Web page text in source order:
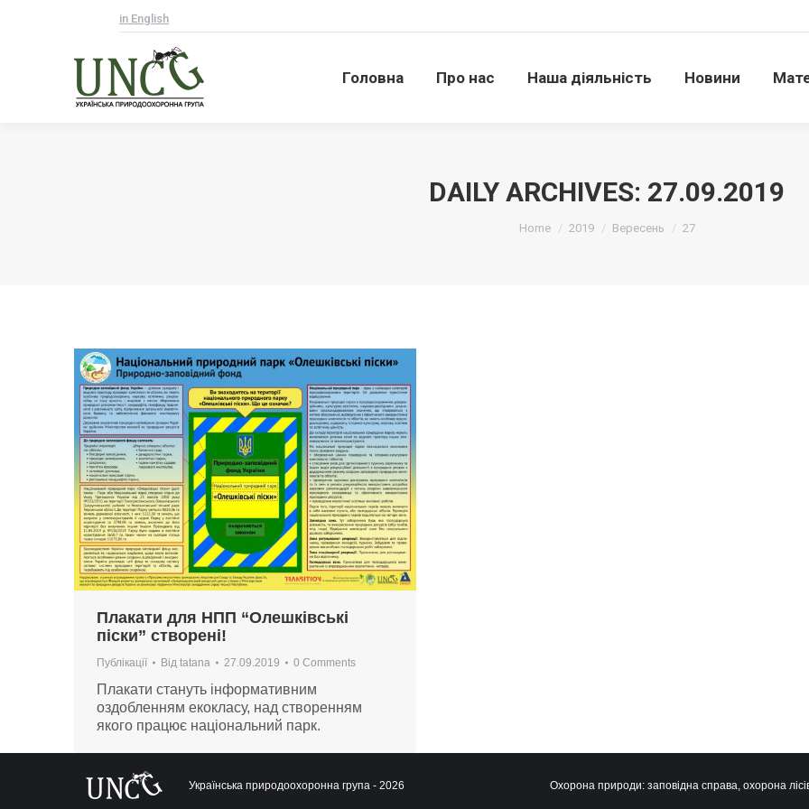
in English
Головна Про нас Наша діяльність Новини
DAILY ARCHIVES: 27.09.2019
Home 2019 Вересень 27
Плакати для НПП “Олешківські
піски” створені!
Публікації Від tatana 27.09.2019 0 Comments
Плакати стануть інформативним
оздобленням екокласу, над створенням
якого працює національний парк.
Українська природоохоронна група - 2026 Охорона природи: заповідна справа, охорона
Головна Про нас Наша діяльність Новини